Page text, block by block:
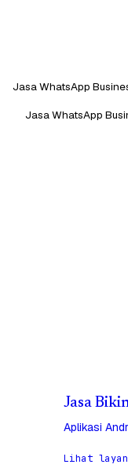
Jasa WhatsApp
Jasa WhatsApp
Jasa
Aplikasi
Lihat